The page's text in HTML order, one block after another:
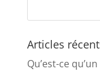
Articles
Qu’est-ce